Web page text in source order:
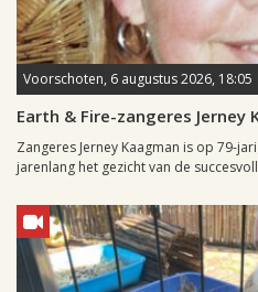
Voorschoten, 6 augustus 2026, 18:05
Earth & Fire-zangeres Jerney
Zangeres Jerney Kaagman is op 79-
jarenlang het gezicht van de